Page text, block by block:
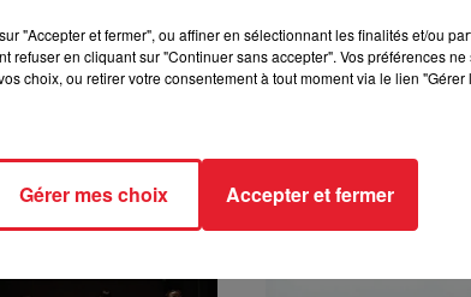
Génération Impolie
"Accepter et fermer", ou affiner en sélectionnant les finalités et/ou
refuser en cliquant sur "Continuer sans accepter". Vos préférences
choix, ou retirer votre consentement à tout moment via le lien
Gérer mes choix Accepter et fermer